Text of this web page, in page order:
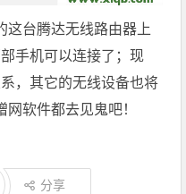
这台腾达无线路由器上
手机可以连接了；现
，其它的无线设备也将
软件都去见鬼吧！
分享